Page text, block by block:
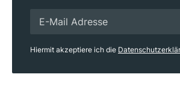
Hiermit akzeptiere ich die